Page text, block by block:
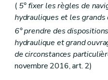
( 5° fixer les règles de
hydrauliques et les
6° prendre des
hydraulique et grand
de circonstances
novembre 2016, art. 2)